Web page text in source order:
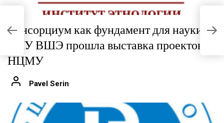
Консорциум как фундамент для науки: в
НИУ ВШЭ прошла выставка проектов
НЦМУ
Pavel Serin